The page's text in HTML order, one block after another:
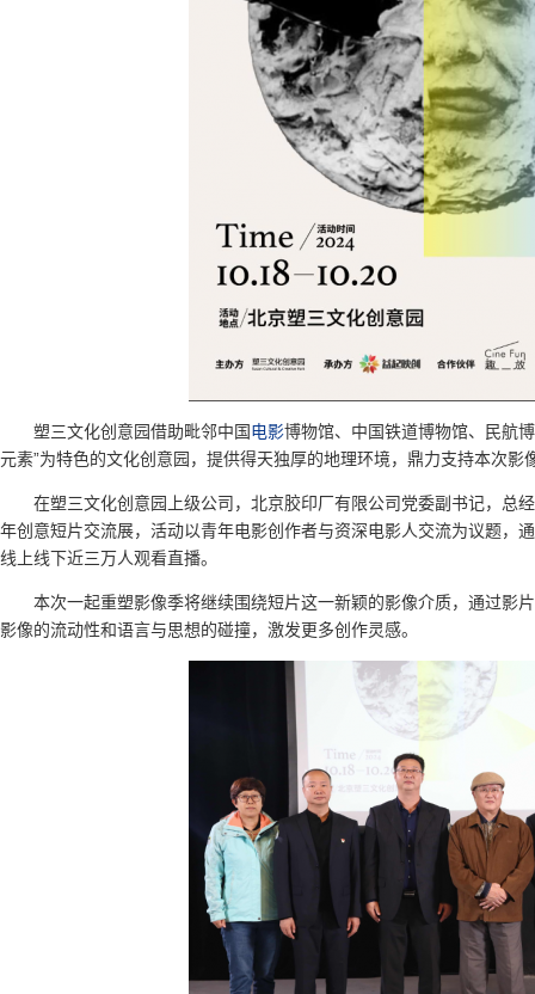
塑三文化创意园借助毗邻中国电影博物馆、中国铁道博物馆、民航
元素”为特色的文化创意园，提供得天独厚的地理环境，鼎力支持本次影
在塑三文化创意园上级公司，北京胶印厂有限公司党委副书记，总
年创意短片交流展，活动以青年电影创作者与资深电影人交流为议题，
线上线下近三万人观看直播。
本次一起重塑影像季将继续围绕短片这一新颖的影像介质，通过影
影像的流动性和语言与思想的碰撞，激发更多创作灵感。